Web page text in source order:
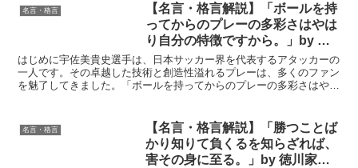
名言・格言
【名言・格言解説】「ボールを持
ってからのプレーの多彩さはやは
り自分の特徴ですから。」by 宇
佐美貴史の深い意味と得られる教
訓
はじめに宇佐美貴史選手は、日本サッカー界を代表するアタッカーの
一人です。その卓越した技術と創造性溢れるプレーは、多くのファン
を魅了してきました。「ボールを持ってからのプレーの多彩さはやは
名言・格言
【名言・格言解説】「勝つことば
かり知りて負くるを知らざれば、
害その身に至る。」by 徳川家康